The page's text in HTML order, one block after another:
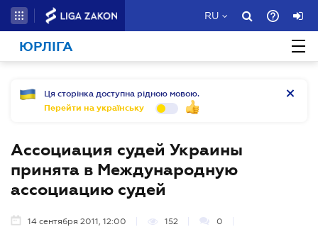
RU
ЮРЛІГА
Ця сторінка доступна рідною мовою.
Перейти на українську
Ассоциация судей Украины
принята в Международную
ассоциацию судей
14 сентября 2011, 12:00 152 0